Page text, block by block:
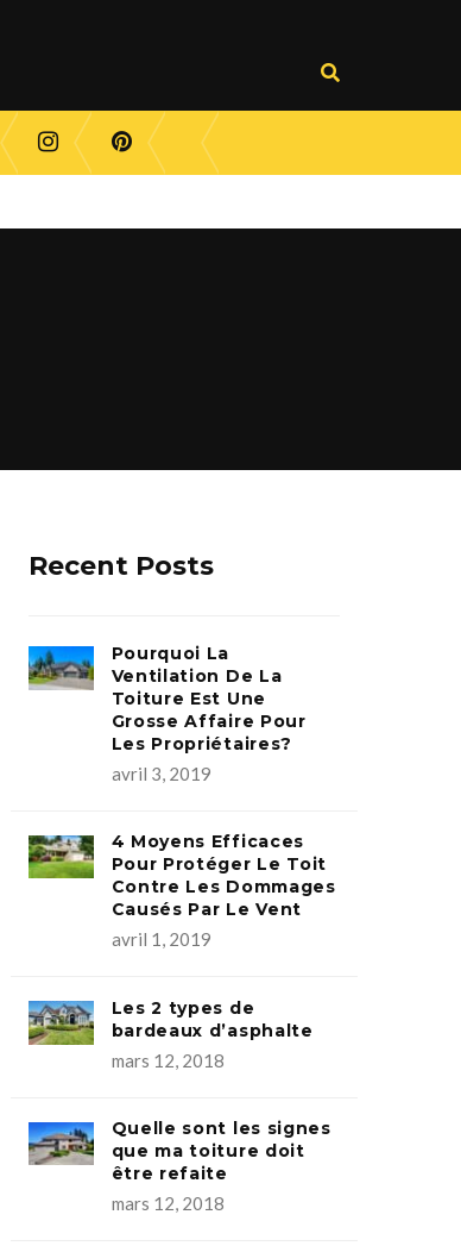
Recent Posts
Pourquoi La
Ventilation De La
Toiture Est Une
Grosse Affaire Pour
Les Propriétaires?
avril 3, 2019
4 Moyens Efficaces
Pour Protéger Le Toit
Contre Les Dommages
Causés Par Le Vent
avril 1, 2019
Les 2 types de
bardeaux d’asphalte
mars 12, 2018
Quelle sont les signes
que ma toiture doit
être refaite
mars 12, 2018